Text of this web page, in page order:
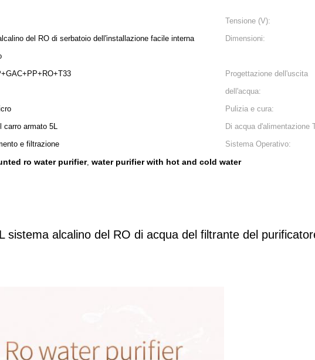
Tensione (V):
del RO di serbatoio dell'installazione facile interna
Dimensioni:
Progettazione dell'uscita
dell'acqua:
Pulizia e cura:
carro armato 5L Di acqua d'alimentazione
e filtrazione Sistema Operativo:
ro water purifier, water purifier with hot and cold water
sistema alcalino del RO di acqua del filtrante del